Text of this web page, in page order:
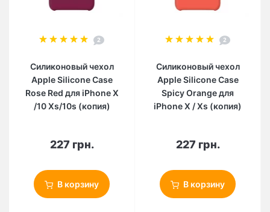
2
Силиконовый чехол
Apple Silicone Case
Rose Red для iPhone X
/10 Xs/10s (копия)
227 грн.
В корзину
2
Силиконовый чехол
Apple Silicone Case
Spicy Orange для
iPhone X / Xs (копия)
227 грн.
В корзину